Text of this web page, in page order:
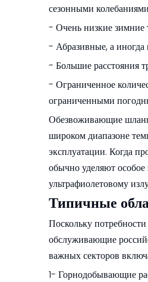
сезонными
- Очень низкие зимние
- Абразивные, а
- Большие расстояния
- Ограниченное
ограниченными
Обезвоживающие
широком диапазоне
эксплуатации. Когда
обычно уделяют
ультрафиолетовому
Типичные
Поскольку
обслуживающие
важных секторов
1- Горнодобывающие